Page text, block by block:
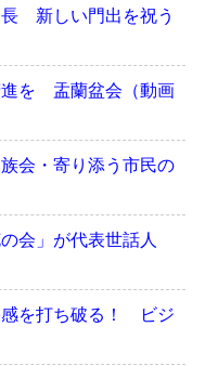
新しい門出を祝う
進を 盂蘭盆会（動画
会・寄り添う市民の
会」が代表世話人
を打ち破る！ ビジ